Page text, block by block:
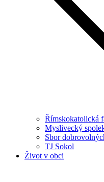
Římskokatolická
Myslivecký
Sbor
TJ Sokol
Život v obci